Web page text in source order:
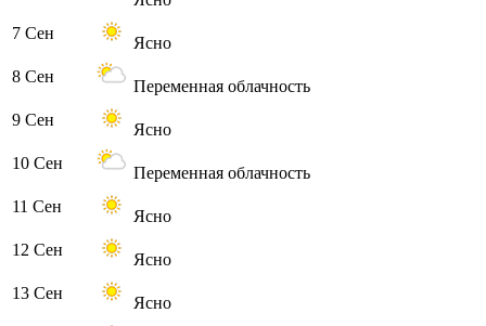
7 Сен
Ясно
8 Сен
Переменная облачность
9 Сен
Ясно
10 Сен
Переменная облачность
11 Сен
Ясно
12 Сен
Ясно
13 Сен
Ясно